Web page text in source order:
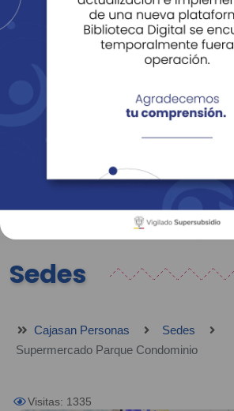
Revista Fácil Vivir
Sedes Directorio
Sedes
Cajasan Personas
Sedes
Supermercado Parque Condominio
Visitas: 1335